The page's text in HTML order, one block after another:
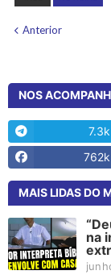
Anterior
NOS
7.3k
762k
MAIS LIDAS DO
na